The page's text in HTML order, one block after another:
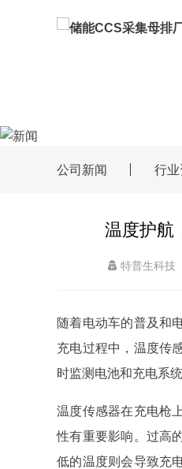
锂
梯
PT铂电阻
智慧电器温度采集
公司新闻 行
温度护航
特普生科技
随着电动车的普及和
充电过程中，温度传
时监测电池和充电系
温度传感器在充电枪
性有重要影响。过高
低的温度则会导致充